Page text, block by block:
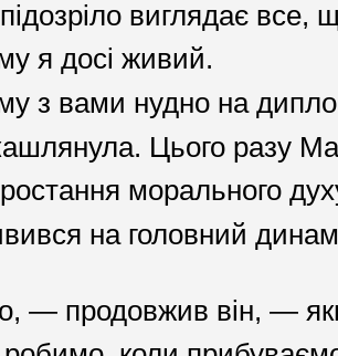
виглядає все,
я досі живий.
з вами нудно на
Цього разу
морального
на головний
— продовжив він, —